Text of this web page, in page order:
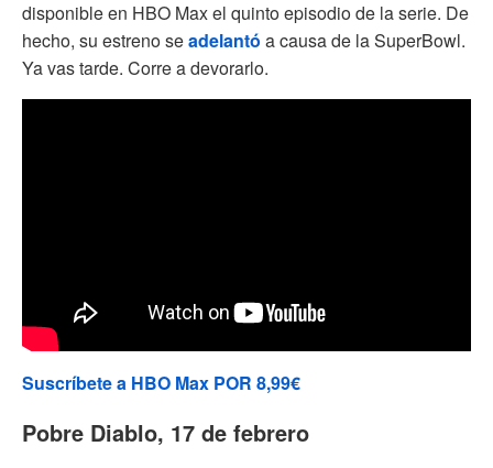
disponible en HBO Max el quinto episodio de la serie. De
hecho, su estreno seadelantó a causa de la SuperBowl.
Ya vas tarde. Corre a devorarlo.
Suscríbete a HBO Max POR 8,99€
Pobre Diablo, 17 de febrero